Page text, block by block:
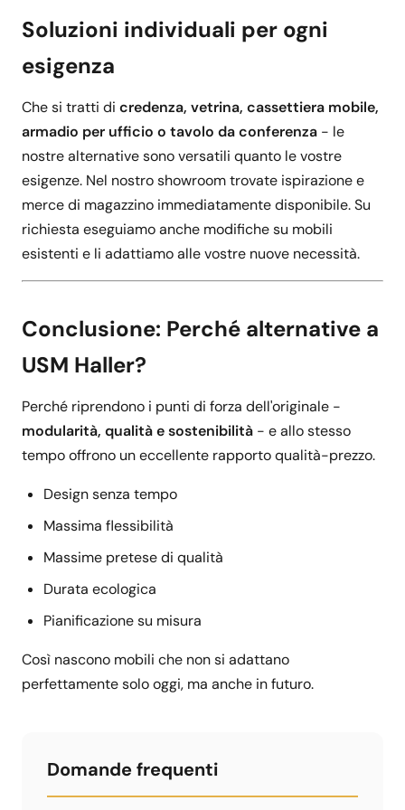
Soluzioni individuali per ogni
esigenza
Che si tratti di credenza, vetrina, cassettiera mobile,
armadio per ufficio o tavolo da conferenza - le
nostre alternative sono versatili quanto le vostre
esigenze. Nel nostro showroom trovate ispirazione e
merce di magazzino immediatamente disponibile. Su
richiesta eseguiamo anche modifiche su mobili
esistenti e li adattiamo alle vostre nuove necessità.
Conclusione: Perché alternative a
USM Haller?
Perché riprendono i punti di forza dell'originale -
modularità, qualità e sostenibilità - e allo stesso
tempo offrono un eccellente rapporto qualità-prezzo.
Design senza tempo
Massima flessibilità
Massime pretese di qualità
Durata ecologica
Pianificazione su misura
Così nascono mobili che non si adattano
perfettamente solo oggi, ma anche in futuro.
Domande frequenti